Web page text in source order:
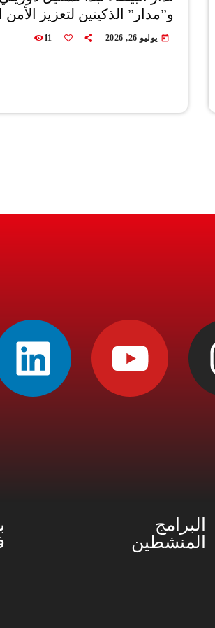
و”مدار” الذكيتين لتعزيز الأمن
today يوليو 26, 2026 11
البرامج
المنشطين